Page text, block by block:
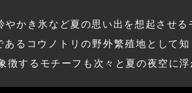
かき氷など夏の思い出を想起させ
るコウノトリの野外繁殖地として
徴するモチーフも次々と夏の夜空に浮